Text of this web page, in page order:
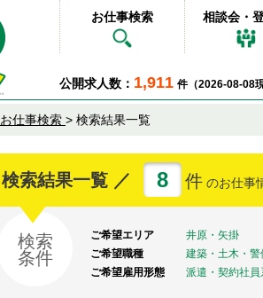
お仕事検索 相談会・
公開求人数： 1,911 件（2026-08-08現
お仕事検索 > 検索結果一覧
検索結果一覧 ／ 8 件 のお仕事
検索
条件
ご希望エリア
井原・矢掛
ご希望職種
建築・土木・警
ご希望雇用形態
派遣・契約社